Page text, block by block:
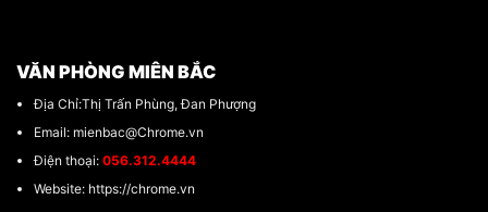
VĂN PHÒNG MIÊN BẮC
Địa Chỉ:Thị Trấn Phùng, Đan Phượng
Email: mienbac@Chrome.vn
Điện thoại: 056.312.4444
Website: https://chrome.vn